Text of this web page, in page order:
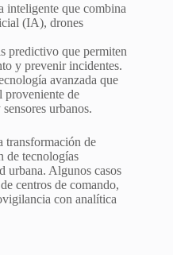
inteligente que combina
(IA), drones
predictivo que permiten
y prevenir incidentes.
avanzada que
proveniente de
urbanos.
transformación de
de tecnologías
urbana. Algunos casos
centros de comando,
con analítica